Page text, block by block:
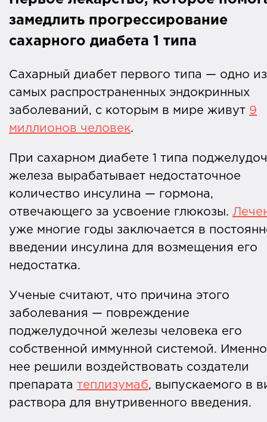
замедлить прогрессирование
сахарного диабета 1 типа
Сахарный диабет первого типа — одно из
самых распространенных эндокринных
заболеваний, с которым в мире живут 9
миллионов человек.
При сахарном диабете 1 типа
железа вырабатывает недостаточное
количество инсулина — гормона,
отвечающего за усвоение глюкозы.
уже многие годы заключается в
введении инсулина для возмещения его
недостатка.
Ученые считают, что причина этого
заболевания — повреждение
поджелудочной железы человека его
собственной иммунной системой.
нее решили воздействовать создатели
препарата теплизумаб, выпускаемого в
раствора для внутривенного введения.